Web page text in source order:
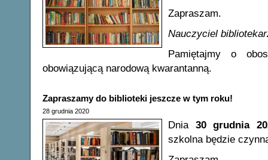
Zapraszam.
Nauczyciel
Pamiętajmy o
obowiązującą narodową kwarantanną.
Zapraszamy do biblioteki jeszcze w tym roku!
28 grudnia 2020
Dnia 30 grudnia
szkolna będzie